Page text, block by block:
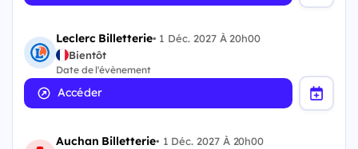
Leclerc Billetterie• 1 Déc. 2027 À 20h00
Bientôt
Date de l'évènement
Accéder
Auchan Billetterie• 1 Déc. 2027 À 20h00